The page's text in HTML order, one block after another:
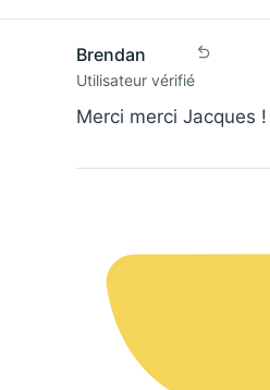
Brendan
Utilisateur vérifié
Merci merci Jacques !